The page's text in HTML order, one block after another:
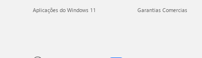
Aplicações do Windows 11 Garantias Comercias